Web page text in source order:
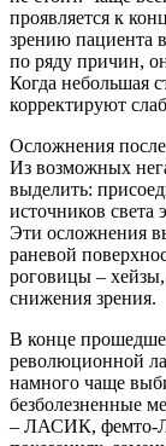
проявляется к
зрению пациента
по ряду причин,
Когда небольшая
корректируют
Осложнения
Из возможных
выделить:
источников света
Эти осложнения
раневой
роговицы – хейзы,
снижения зрения.
В конце
революционной
намного чаще
безболезненные
– ЛАСИК, фемто-